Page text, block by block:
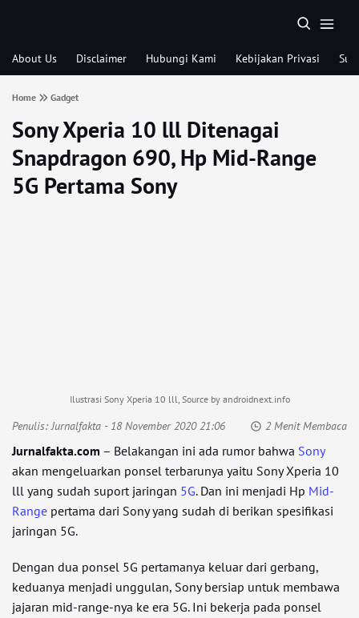
About Us Disclaimer Hubungi Kami Kebijakan Privasi
Home Gadget
Sony Xperia 10 lll Ditenagai
Snapdragon 690, Hp Mid-Range
5G Pertama Sony
Ilustrasi Sony Xperia 10 lll, Source by androidnext.info
Penulis:Jurnalfakta - 18 November 2020 21:06 2 Menit Membaca
Jurnalfakta.com – Belakangan ini ada rumor bahwa Sony
akan mengeluarkan ponsel terbarunya yaitu Sony Xperia 10
lll yang sudah suport jaringan 5G. Dan ini menjadi Hp Mid-
Range pertama dari Sony yang sudah di berikan spesifikasi
jaringan 5G.
Dengan dua ponsel 5G pertamanya keluar dari gerbang,
keduanya menjadi unggulan, Sony bersiap untuk membawa
jajaran mid-range-nya ke era 5G. Ini bekerja pada ponsel